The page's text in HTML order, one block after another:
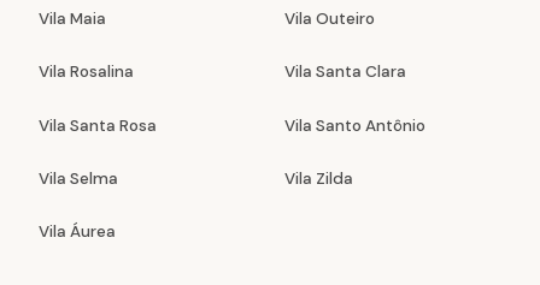
Vila Maia Vila Outeiro
Vila Rosalina Vila Santa Clara
Vila Santa Rosa Vila Santo Antônio
Vila Selma Vila Zilda
Vila Áurea